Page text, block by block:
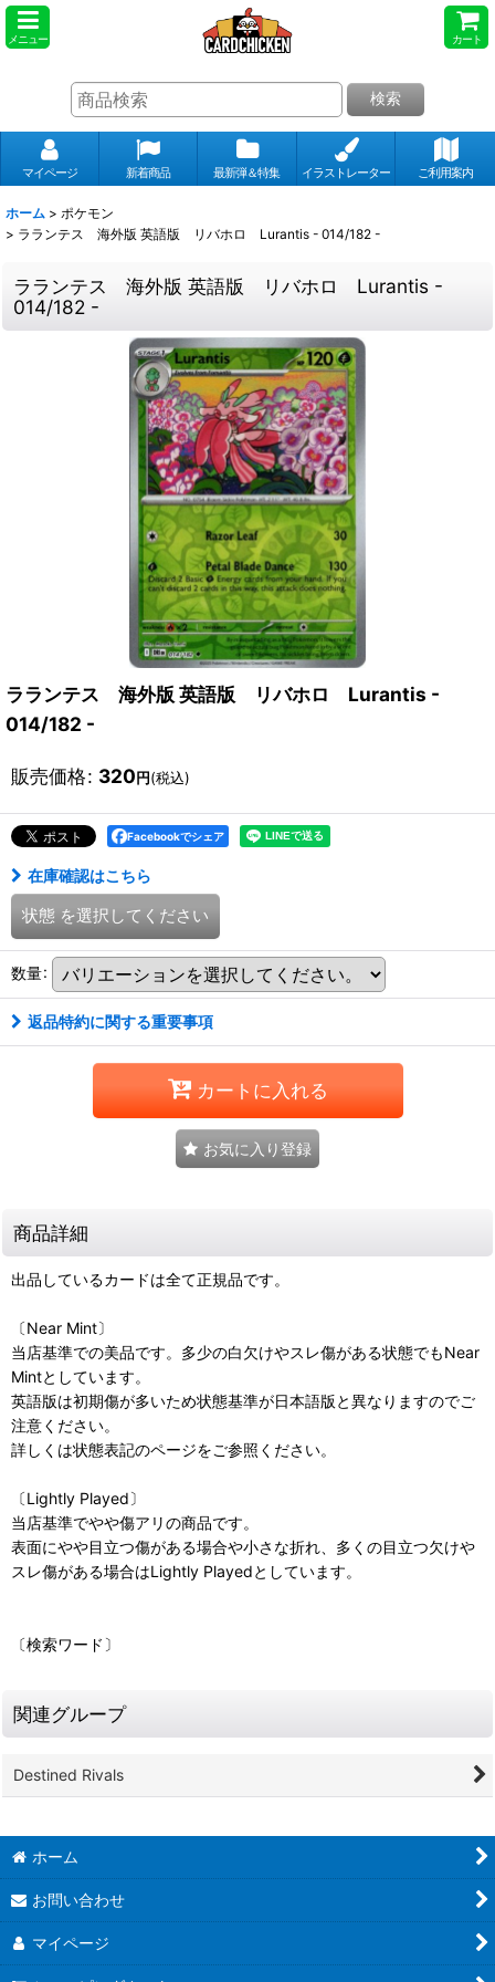
メニュー カート
検索
マイページ 新着商品 最新弾＆特集 イラストレーター ご利用案内
ホーム > ポケモン
> ラランテス 海外版 英語版 リバホロ Lurantis - 014/182 -
ラランテス 海外版 英語版 リバホロ Lurantis -
014/182 -
ラランテス 海外版 英語版 リバホロ Lurantis -
014/182 -
販売価格: 320円(税込)
Facebookでシェア
在庫確認はこちら
状態 を選択してください
数量:
返品特約に関する重要事項
カートに入れる
お気に入り登録
商品詳細
出品しているカードは全て正規品です。
〔Near Mint〕
当店基準での美品です。多少の白欠けやスレ傷がある状態でもNear
Mintとしています。
英語版は初期傷が多いため状態基準が日本語版と異なりますのでご
注意ください。
詳しくは状態表記のページをご参照ください。
〔Lightly Played〕
当店基準でやや傷アリの商品です。
表面にやや目立つ傷がある場合や小さな折れ、多くの目立つ欠けや
スレ傷がある場合はLightly Playedとしています。
〔検索ワード〕
関連グループ
Destined Rivals
ホーム
お問い合わせ
マイページ